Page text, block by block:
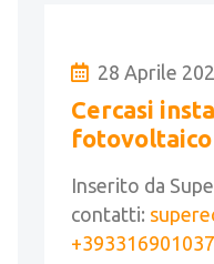
28 Aprile
Cercasi
fotovoltaico
Inserito da
contatti:
+393316901037